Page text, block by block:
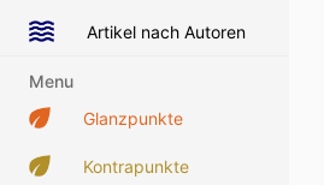
Artikel nach Autoren
Menu
Glanzpunkte
Kontrapunkte